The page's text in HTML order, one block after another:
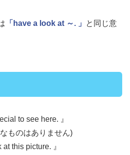
「have a look at ～. 」
と同じ意
to see here. 』
ものはありません)
this picture. 』